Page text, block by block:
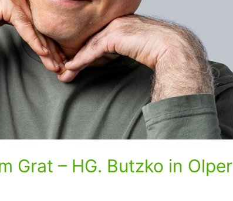
Grat – HG. Butzko in Olper